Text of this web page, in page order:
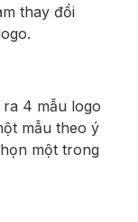
thay đổi
4 mẫu logo
mẫu theo ý
một trong